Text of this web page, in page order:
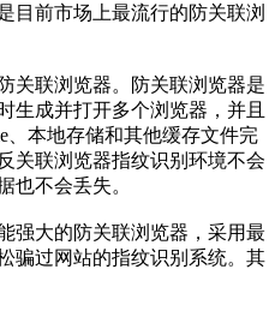
目前市场上最流行的防关联浏
联浏览器。防关联浏览器是
生成并打开多个浏览器，并且
、本地存储和其他缓存文件完
关联浏览器指纹识别环境不会
也不会丢失。
强大的防关联浏览器，采用最
骗过网站的指纹识别系统。其